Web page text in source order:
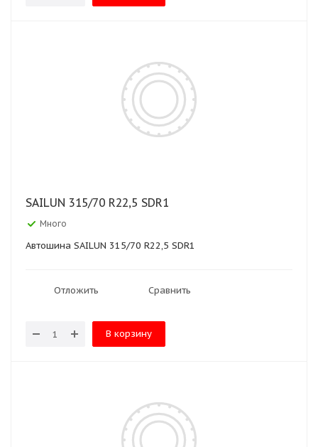
SAILUN 315/70 R22,5 SDR1
Много
Автошина SAILUN 315/70 R22,5 SDR1
Отложить Сравнить
В корзину